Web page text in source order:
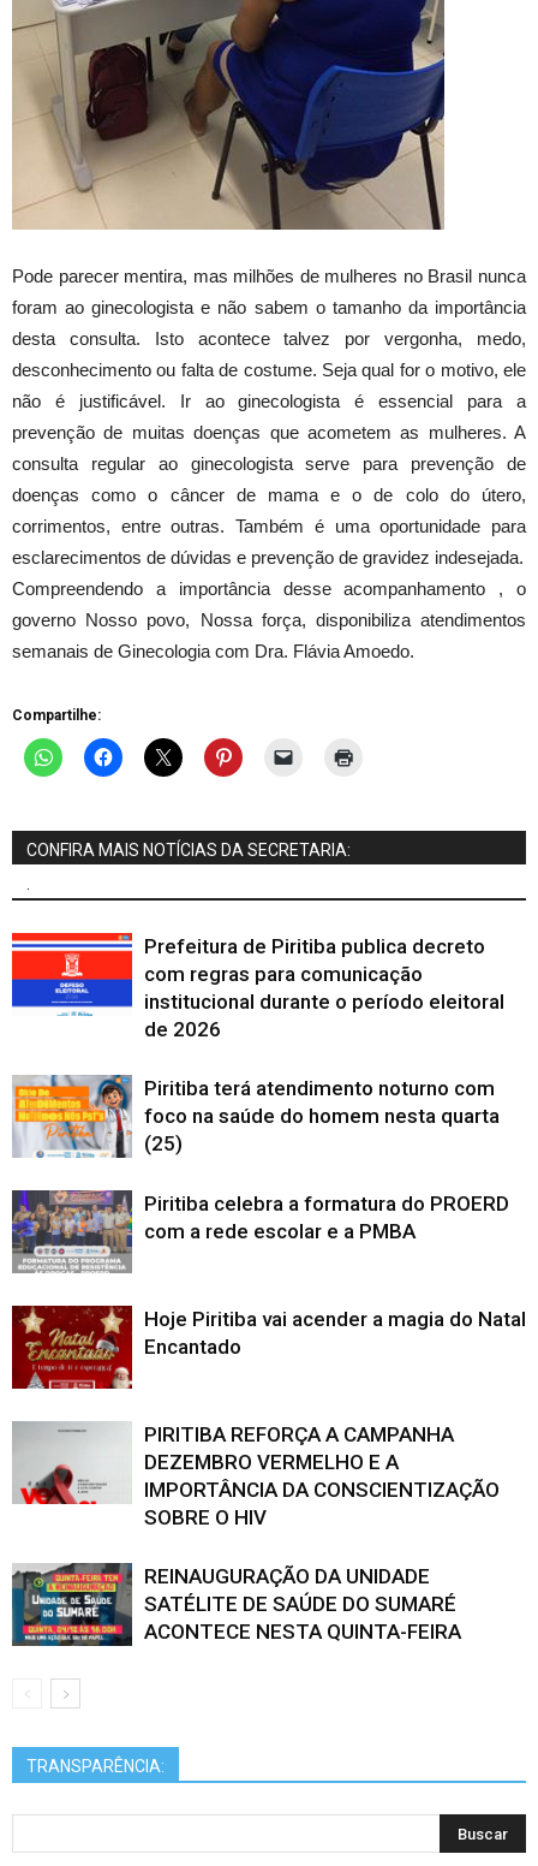
Pode parecer mentira, mas milhões de mulheres no Brasil nunca
foram ao ginecologista e não sabem o tamanho da importância
desta consulta. Isto acontece talvez por vergonha, medo,
desconhecimento ou falta de costume. Seja qual for o motivo, ele
não é justificável. Ir ao ginecologista é essencial para a
prevenção de muitas doenças que acometem as mulheres. A
consulta regular ao ginecologista serve para prevenção de
doenças como o câncer de mama e o de colo do útero,
corrimentos, entre outras. Também é uma oportunidade para
esclarecimentos de dúvidas e prevenção de gravidez indesejada.
Compreendendo a importância desse acompanhamento , o
governo Nosso povo, Nossa força, disponibiliza atendimentos
semanais de Ginecologia com Dra. Flávia Amoedo.
Compartilhe:
CONFIRA MAIS NOTÍCIAS DA SECRETARIA:
Prefeitura de Piritiba publica decreto
com regras para comunicação
institucional durante o período eleitoral
de 2026
Piritiba terá atendimento noturno com
foco na saúde do homem nesta quarta
(25)
Piritiba celebra a formatura do PROERD
com a rede escolar e a PMBA
Hoje Piritiba vai acender a magia do Natal
Encantado
PIRITIBA REFORÇA A CAMPANHA
DEZEMBRO VERMELHO E A
IMPORTÂNCIA DA CONSCIENTIZAÇÃO
SOBRE O HIV
REINAUGURAÇÃO DA UNIDADE
SATÉLITE DE SAÚDE DO SUMARÉ
ACONTECE NESTA QUINTA-FEIRA
TRANSPARÊNCIA: